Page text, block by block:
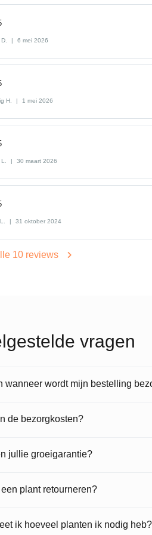
6 mei 2026
H. 1 mei 2026
L. 30 maart 2026
31 oktober 2024
10 reviews
vragen
wanneer wordt mijn bestelling
de bezorgkosten?
jullie groeigarantie?
plant retourneren?
ik hoeveel planten ik nodig heb?